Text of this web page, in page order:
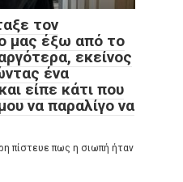
τον
μας έξω από το
εκείνος
ένα
είπε κάτι που
να παραλίγο να
πίστευε πως η σιωπή ήταν